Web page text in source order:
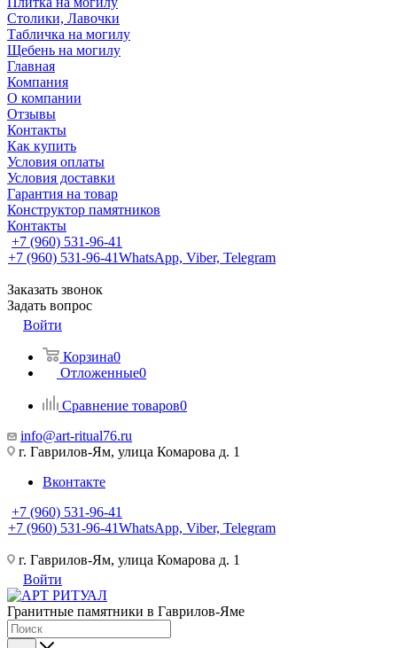
Столики, Лавочки
Табличка на могилу
Щебень на могилу
Главная
Компания
О компании
Отзывы
Контакты
Как купить
Условия оплаты
Условия доставки
Гарантия на товар
Конструктор памятников
Контакты
+7 (960) 531-96-41
+7 (960) 531-96-41WhatsApp, Viber, Telegram
Заказать звонок
Задать вопрос
Войти
Корзина0
Отложенные0
Сравнение товаров0
info@art-ritual76.ru
г. Гаврилов-Ям, улица Комарова д. 1
Вконтакте
+7 (960) 531-96-41
+7 (960) 531-96-41WhatsApp, Viber, Telegram
г. Гаврилов-Ям, улица Комарова д. 1
Войти
Гранитные памятники в Гаврилов-Яме